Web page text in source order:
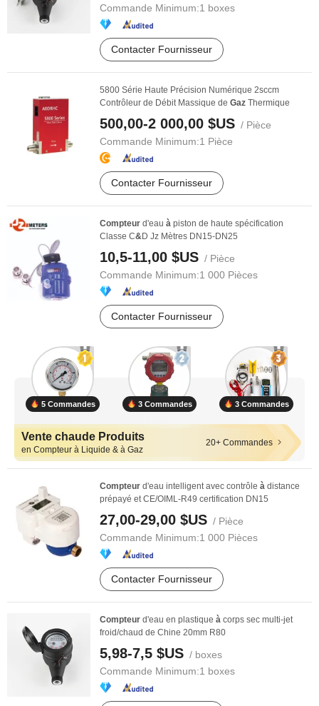
Commande Minimum:1 boxes
Contacter Fournisseur
5800 Série Haute Précision Numérique 2sccm
Contrôleur de Débit Massique de Gaz Thermique
500,00-2 000,00 $US / Pièce
Commande Minimum:1 Pièce
Contacter Fournisseur
Compteur d'eau à piston de haute spécification
Classe C&D Jz Mètres DN15-DN25
10,5-11,00 $US / Pièce
Commande Minimum:1 000 Pièces
Contacter Fournisseur
5 Commandes 3 Commandes 3 Commandes
Vente chaude Produits
en Compteur à Liquide & à Gaz
20+ Commandes
Compteur d'eau intelligent avec contrôle à distance
prépayé et CE/OIML-R49 certification DN15
27,00-29,00 $US / Pièce
Commande Minimum:1 000 Pièces
Contacter Fournisseur
Compteur d'eau en plastique à corps sec multi-jet
froid/chaud de Chine 20mm R80
5,98-7,5 $US / boxes
Commande Minimum:1 boxes